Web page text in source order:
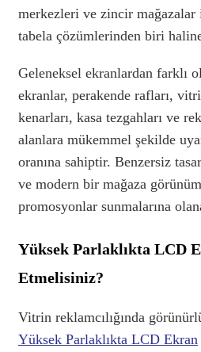
merkezleri ve zincir
tabela çözümlerinden biri
Geleneksel ekranlardan farklı
ekranlar, perakende rafları,
kenarları, kasa tezgahları ve
alanlara mükemmel şekilde
oranına sahiptir. Benzersiz
ve modern bir mağaza
promosyonlar sunmalarına
Yüksek Parlaklıkta LCD
Etmelisiniz?
Vitrin reklamcılığında
Yüksek Parlaklıkta LCD Ekran